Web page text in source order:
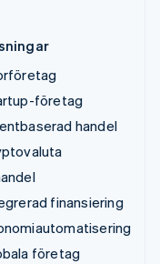
företag
handel
finansiering
företag